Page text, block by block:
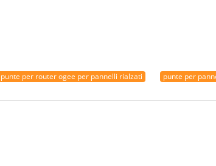
punte per router ogee per pannelli rialzati punte per